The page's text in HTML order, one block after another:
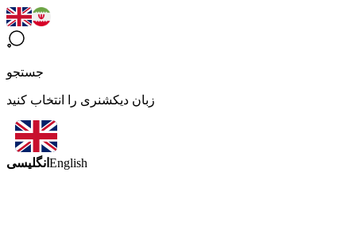
جستجو
زبان دیکشنری را انتخاب کنید
انگلیسی English